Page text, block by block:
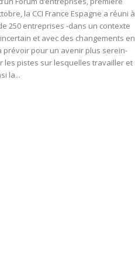
la CCI France Espagne a réuni à
250 entreprises -dans un contexte
et avec des changements en
prévoir pour un avenir plus serein-
les pistes sur lesquelles travailler et
la...